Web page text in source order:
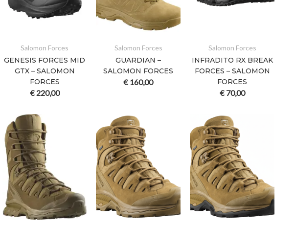
Salomon Forces
GENESIS FORCES MID
GTX – SALOMON
FORCES
€220,00
Salomon Forces
GUARDIAN –
SALOMON FORCES
€ 160,00
Salomon Forces
INFRADITO RX BREAK
FORCES – SALOMON
FORCES
€70,00